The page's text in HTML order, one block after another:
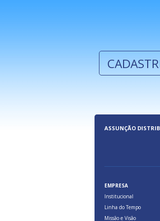
ASSUNÇÃO
EMPRESA
Institucional
Linha do Tempo
Missão e Visão